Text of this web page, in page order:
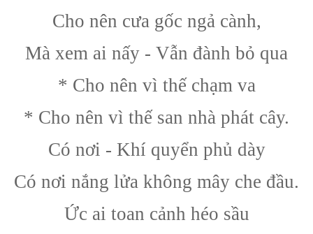
Cho nên cưa gốc ngả cành,
Mà xem ai nấy - Vẫn đành bỏ qua
* Cho nên vì thế chạm va
* Cho nên vì thế san nhà phát cây.
Có nơi - Khí quyển phủ dày
Có nơi nắng lửa không mây che đầu.
Ức ai toan cảnh héo sầu